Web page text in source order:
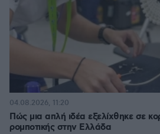
Πώς μια απλή ιδέα εξελίχθηκε σε
ρομποτικής στην Ελλάδα
04.08.2026, 11:20